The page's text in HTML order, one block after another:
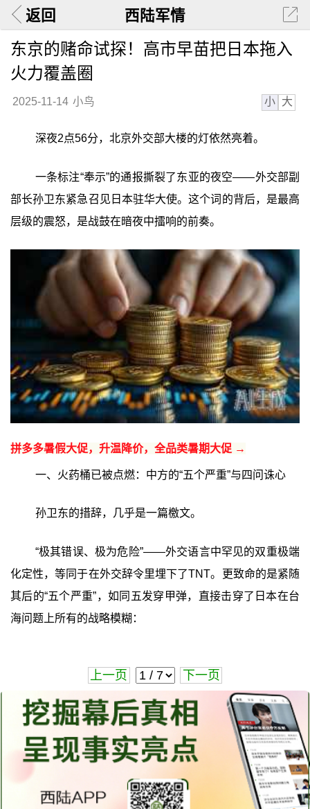
返回 西陆军情
东京的赌命试探！高市早苗把日本拖入
火力覆盖圈
2025-11-14 小鸟 小 大
深夜2点56分，北京外交部大楼的灯依然亮着。
一条标注“奉示”的通报撕裂了东亚的夜空——外交部副
部长孙卫东紧急召见日本驻华大使。这个词的背后，是最高
层级的震怒，是战鼓在暗夜中擂响的前奏。
拼多多暑假大促，升温降价，全品类暑期大促 →
一、火药桶已被点燃：中方的“五个严重”与四问诛心
孙卫东的措辞，几乎是一篇檄文。
“极其错误、极为危险”——外交语言中罕见的双重极端
化定性，等同于在外交辞令里埋下了TNT。更致命的是紧随
其后的“五个严重”，如同五发穿甲弹，直接击穿了日本在台
海问题上所有的战略模糊：
上一页 下一页